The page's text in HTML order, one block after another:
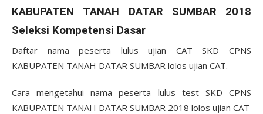
KABUPATEN TANAH DATAR SUMBAR 2018
Seleksi Kompetensi Dasar
Daftar nama peserta lulus ujian CAT SKD CPNS
KABUPATEN TANAH DATAR SUMBAR lolos ujian CAT.
Cara mengetahui nama peserta lulus test SKD CPNS
KABUPATEN TANAH DATAR SUMBAR 2018 lolos ujian CAT